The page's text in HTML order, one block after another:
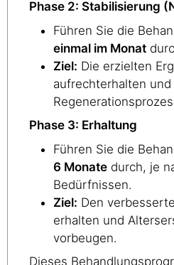
Phase 2: Stabilisierung
Führen Sie die
einmal im Monat
Ziel: Die erzielten
aufrechterhalten und
Phase 3: Erhaltung
Führen Sie die
6 Monate durch, je
Bedürfnissen.
Ziel: Den
erhalten und
vorbeugen.
Dieses